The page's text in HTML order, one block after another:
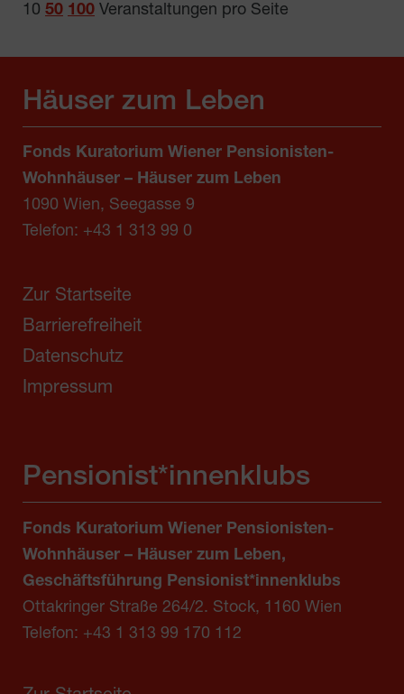
10 50 100 Veranstaltungen pro Seite
Häuser zum Leben
Fonds Kuratorium Wiener Pensionisten-
Wohnhäuser – Häuser zum Leben
1090 Wien, Seegasse 9
Telefon: +43 1 313 99 0
Zur Startseite
Barrierefreiheit
Datenschutz
Impressum
Pensionist*innenklubs
Fonds Kuratorium Wiener Pensionisten-
Wohnhäuser – Häuser zum Leben,
Geschäftsführung Pensionist*innenklubs
Ottakringer Straße 264/2. Stock, 1160 Wien
Telefon: +43 1 313 99 170 112